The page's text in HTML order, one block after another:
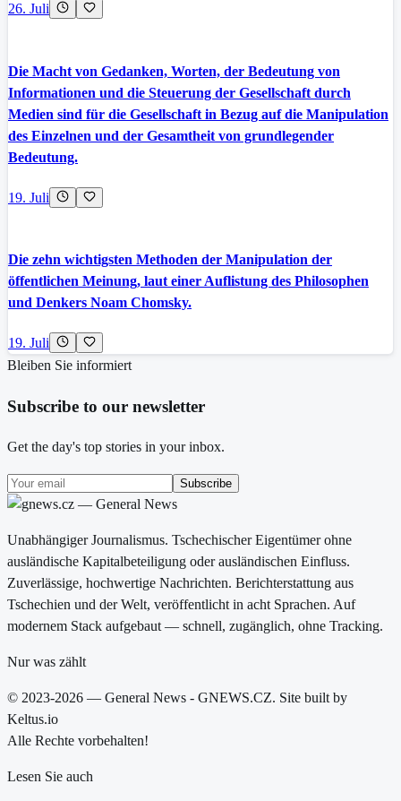
26. Juli
Die Macht von Gedanken, Worten, der Bedeutung von
Informationen und die Steuerung der Gesellschaft durch
Medien sind für die Gesellschaft in Bezug auf die Manipulation
des Einzelnen und der Gesamtheit von grundlegender
Bedeutung.
19. Juli
Die zehn wichtigsten Methoden der Manipulation der
öffentlichen Meinung, laut einer Auflistung des Philosophen
und Denkers Noam Chomsky.
19. Juli
Bleiben Sie informiert
Subscribe to our newsletter
Get the day's top stories in your inbox.
Subscribe
Unabhängiger Journalismus. Tschechischer Eigentümer ohne
ausländische Kapitalbeteiligung oder ausländischen Einfluss.
Zuverlässige, hochwertige Nachrichten. Berichterstattung aus
Tschechien und der Welt, veröffentlicht in acht Sprachen. Auf
modernem Stack aufgebaut — schnell, zugänglich, ohne Tracking.
Nur was zählt
© 2023-2026 — General News - GNEWS.CZ. Site built by
Keltus.io
Alle Rechte vorbehalten!
Lesen Sie auch